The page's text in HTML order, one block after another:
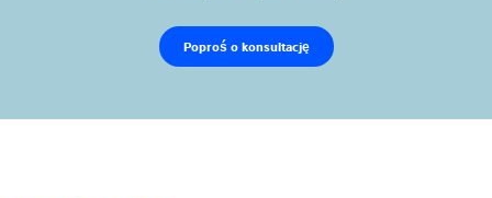
Poproś o konsultację